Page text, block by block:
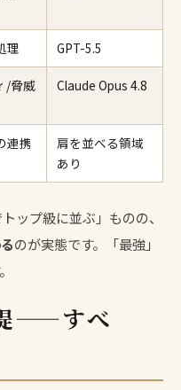
理 GPT-5.5
/脅威
Claude Opus 4.8
連携
肩を並べる領域
あり
ップ級に並ぶ」ものの、
のが実態です。「最強」
——すべ